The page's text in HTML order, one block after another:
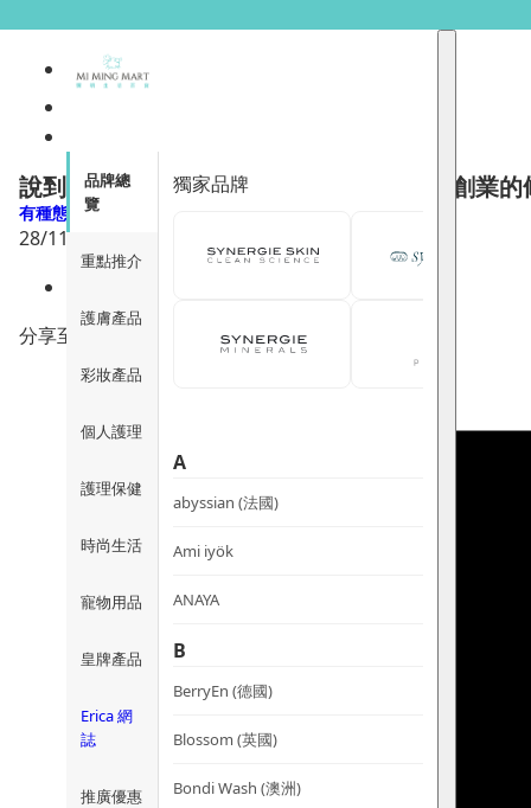
品牌總
覽
重點推介
護膚產品
彩妝產品
個人護理
護理保健
時尚生活
寵物用品
皇牌產品
Erica 網
誌
推廣優惠
獨家品牌
A
abyssian (法國)
Ami iyök
ANAYA
B
BerryEn (德國)
Blossom (英國)
Bondi Wash (澳洲)
說到品味培訓，要歸功於我爺爺 ：品味是創業的
有種態度
28/11/2019
分享至